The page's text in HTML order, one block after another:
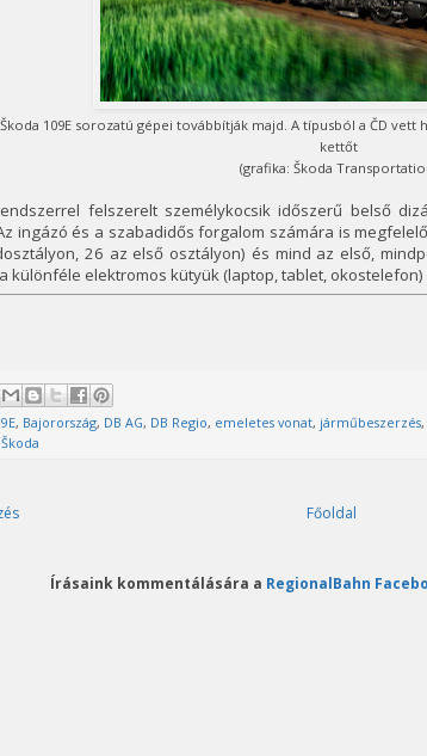
109E sorozatú gépei továbbítják majd. A típusból a ČD vett
kettőt
(grafika: Škoda
felszerelt személykocsik időszerű belső
ingázó és a szabadidős forgalom számára is
26 az első osztályon) és mind az első,
különféle elektromos kütyük (laptop, tablet,
, Bajorország, DB AG, DB Regio, emeletes vonat, járműbeszerzés,
Škoda
Főoldal
Írásaink kommentálására a RegionalBahn